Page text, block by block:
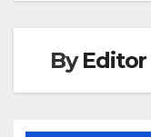
ByEditor